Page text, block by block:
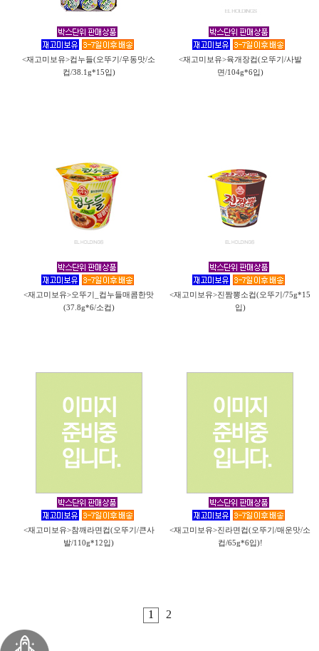
<재고미보유>컵누들(오뚜기/우동맛/소
컵/38.1g*15입)
<재고미보유>육개장컵(오뚜기/사발
면/104g*6입)
<재고미보유>오뚜기_컵누들매콤한맛
(37.8g*6/소컵)
<재고미보유>진짬뽕소컵(오뚜기/75g*15
입)
<재고미보유>참깨라면컵(오뚜기/큰사
발/110g*12입)
<재고미보유>진라면컵(오뚜기/매운맛/소
컵/65g*6입)!
1 2